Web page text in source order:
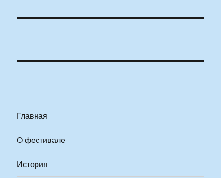
Главная
О фестивале
История